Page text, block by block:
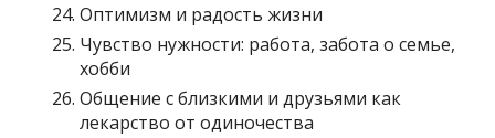
Оптимизм и радость жизни
Чувство нужности: работа, забота о семье,
хобби
Общение с близкими и друзьями как
лекарство от одиночества